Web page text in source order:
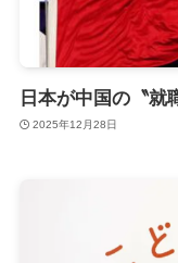
日本が中国の〝就
2025年12月28日